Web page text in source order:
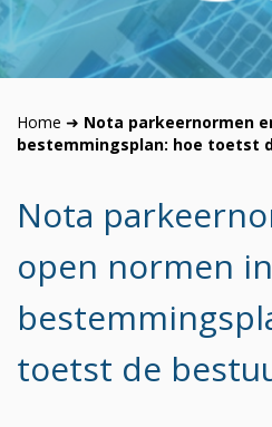
Home ➜ Nota parkeernormen
bestemmingsplan: hoe toetst
Nota
open normen
toetst de